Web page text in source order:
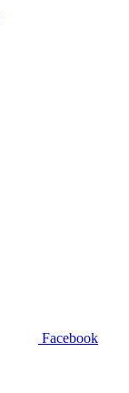
Facebook